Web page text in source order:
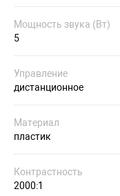
Мощность звука (Вт)
5
Управление
дистанционное
Материал
пластик
Контрастность
2000:1